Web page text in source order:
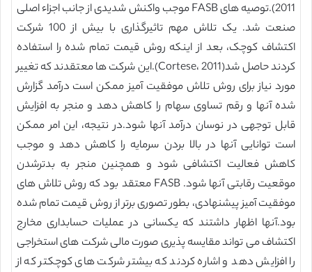
2011).توصیه های FASB موجب واکنش شدیدی از جانب اجزاء اصلی
صنعت شد. یک تلاش مهم تاثیرگذاری با بیش از 100 شرکت
اکتشاف کوچک، بعد از اینکه روش قیمت تمام شده را استفاده
کردند حاصل شد(Cortese، 2011).این شرکت ها معتقدند که تغییر
مورد نیاز برای روش تلاش موفقیت آمیز ممکن است درآمد گزارش
شده آنها و رقم تساوی سهام را کاهش دهد و منجر به افزایش
قابل توجهی در نوسان درآمد آنها شود.در نتیجه، این امر ممکن
است توانایی آنها در بالا بردن سرمایه را کاهش دهد و موجب
کاهش فعالیت اکتشافی شود و همچنین منجر به بدترشدن
موقعیت رقابتی آنها شود. FASB معتقد بود که روش تلاش های
موفقیت آمیز پیشنهادی، بطور تصوری برتر از روش قیمت تمام شده
بود.آنها اظهار داشتند که یکسانی در عملیات حسابداری مخارج
اکتشاف می تواند مقایسه پذیری صورت مالی شرکت های استخراجی
را افزایش دهد و اشاره کردند که بیشتر شرکت های کوچکتر که از